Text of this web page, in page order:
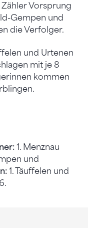
Vorsprung
Gempen und
die Verfolger.
und Urtenen
mit je 8
kommen
1. Menznau
und
1. Täuffelen und